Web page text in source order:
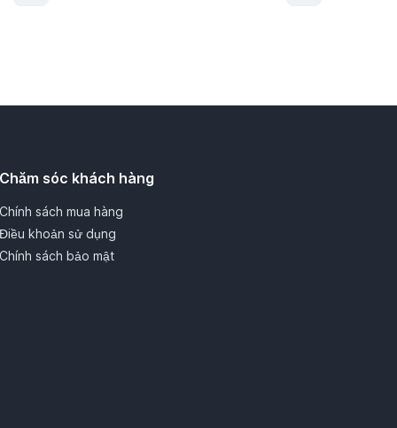
Chăm sóc khách hàng
Chính sách mua hàng
Điều khoản sử dụng
Chính sách bảo mật